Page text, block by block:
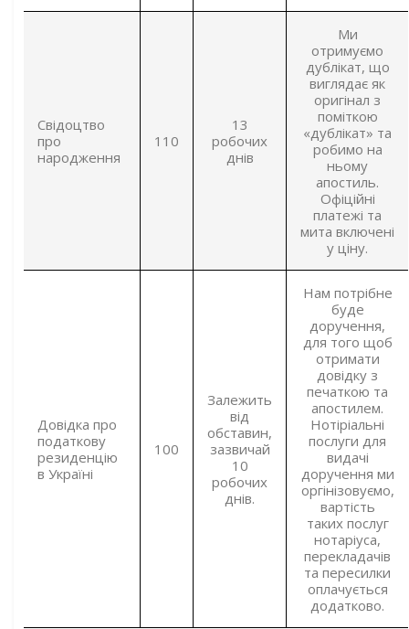
Свідоцтво
про
народження
110
13
робочих
днів
Ми
отримуємо
дублікат, що
виглядає як
оригінал з
поміткою
«дублікат» та
робимо на
ньому
апостиль.
Офіційні
платежі та
мита включені
у ціну.
Довідка про
податкову
резиденцію
в Україні
100
Залежить
від
обставин,
зазвичай
10
робочих
днів.
Нам потрібне
буде
доручення,
для того щоб
отримати
довідку з
печаткою та
апостилем.
Нотіріальні
послуги для
видачі
доручення ми
оргінізовуємо,
вартість
таких послуг
нотаріуса,
перекладачів
та пересилки
оплачується
додатково.